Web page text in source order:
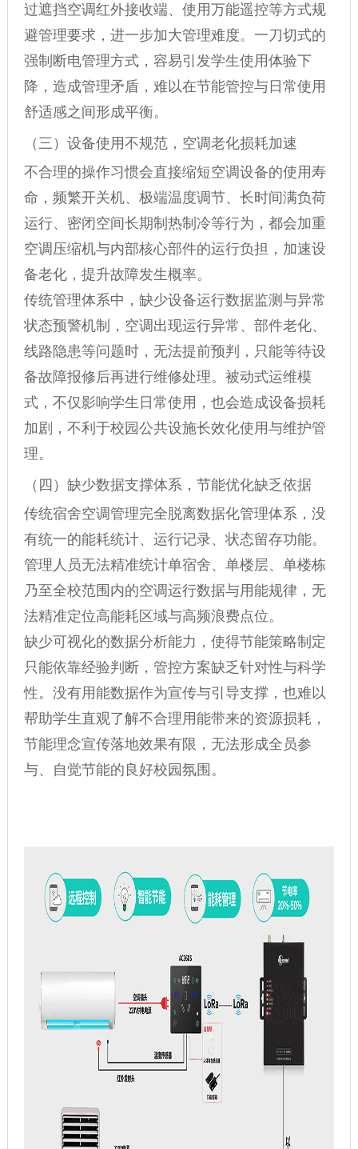
过遮挡空调红外接收端、使用万能遥控等方式规
避管理要求，进一步加大管理难度。一刀切式的
强制断电管理方式，容易引发学生使用体验下
降，造成管理矛盾，难以在节能管控与日常使用
舒适感之间形成平衡。
（三）设备使用不规范，空调老化损耗加速
不合理的操作习惯会直接缩短空调设备的使用寿
命，频繁开关机、极端温度调节、长时间满负荷
运行、密闭空间长期制热制冷等行为，都会加重
空调压缩机与内部核心部件的运行负担，加速设
备老化，提升故障发生概率。
传统管理体系中，缺少设备运行数据监测与异常
状态预警机制，空调出现运行异常、部件老化、
线路隐患等问题时，无法提前预判，只能等待设
备故障报修后再进行维修处理。被动式运维模
式，不仅影响学生日常使用，也会造成设备损耗
加剧，不利于校园公共设施长效化使用与维护管
理。
（四）缺少数据支撑体系，节能优化缺乏依据
传统宿舍空调管理完全脱离数据化管理体系，没
有统一的能耗统计、运行记录、状态留存功能。
管理人员无法精准统计单宿舍、单楼层、单楼栋
乃至全校范围内的空调运行数据与用能规律，无
法精准定位高能耗区域与高频浪费点位。
缺少可视化的数据分析能力，使得节能策略制定
只能依靠经验判断，管控方案缺乏针对性与科学
性。没有用能数据作为宣传与引导支撑，也难以
帮助学生直观了解不合理用能带来的资源损耗，
节能理念宣传落地效果有限，无法形成全员参
与、自觉节能的良好校园氛围。